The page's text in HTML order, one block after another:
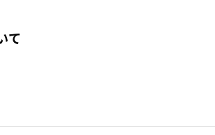
て